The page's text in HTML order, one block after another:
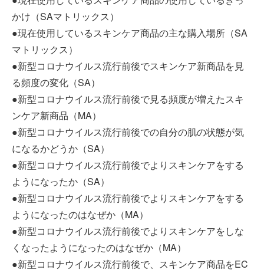
かけ（SAマトリックス）
●現在使用しているスキンケア商品の主な購入場所（SA
マトリックス）
●新型コロナウイルス流行前後でスキンケア新商品を見
る頻度の変化（SA）
●新型コロナウイルス流行前後で見る頻度が増えたスキ
ンケア新商品（MA）
●新型コロナウイルス流行前後での自分の肌の状態が気
になるかどうか（SA）
●新型コロナウイルス流行前後でよりスキンケアをする
ようになったか（SA）
●新型コロナウイルス流行前後でよりスキンケアをする
ようになったのはなぜか（MA）
●新型コロナウイルス流行前後でよりスキンケアをしな
くなったようになったのはなぜか（MA）
●新型コロナウイルス流行前後で、スキンケア商品をEC